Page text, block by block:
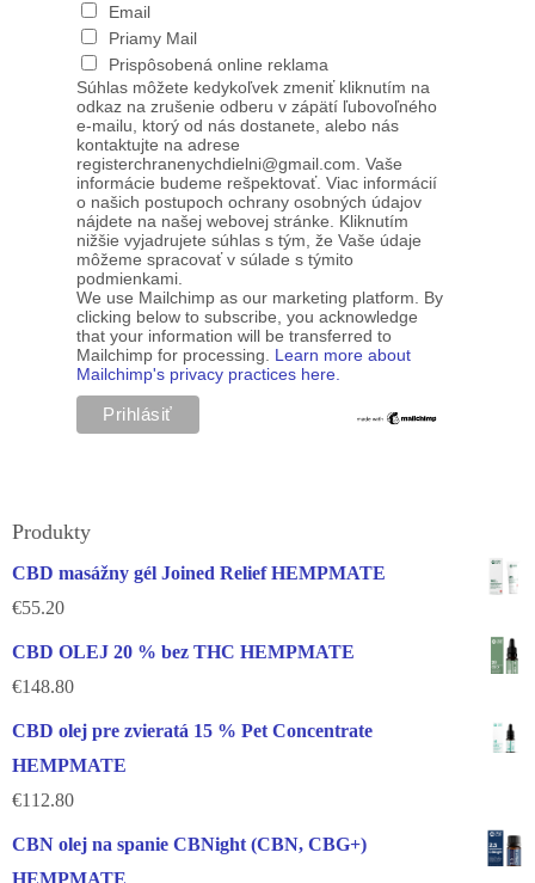
Email
Priamy Mail
Prispôsobená online reklama
Súhlas môžete kedykoľvek zmeniť kliknutím na
odkaz na zrušenie odberu v zápätí ľubovoľného
e-mailu, ktorý od nás dostanete, alebo nás
kontaktujte na adrese
registerchranenychdielni@gmail.com. Vaše
informácie budeme rešpektovať. Viac informácií
o našich postupoch ochrany osobných údajov
nájdete na našej webovej stránke. Kliknutím
nižšie vyjadrujete súhlas s tým, že Vaše údaje
môžeme spracovať v súlade s týmito
podmienkami.
We use Mailchimp as our marketing platform. By
clicking below to subscribe, you acknowledge
that your information will be transferred to
Mailchimp for processing. Learn more about
Mailchimp's privacy practices here.
Produkty
CBD masážny gél Joined Relief HEMPMATE
€55.20
CBD OLEJ 20 % bez THC HEMPMATE
€148.80
CBD olej pre zvieratá 15 % Pet Concentrate
HEMPMATE
€112.80
CBN olej na spanie CBNight (CBN, CBG+)